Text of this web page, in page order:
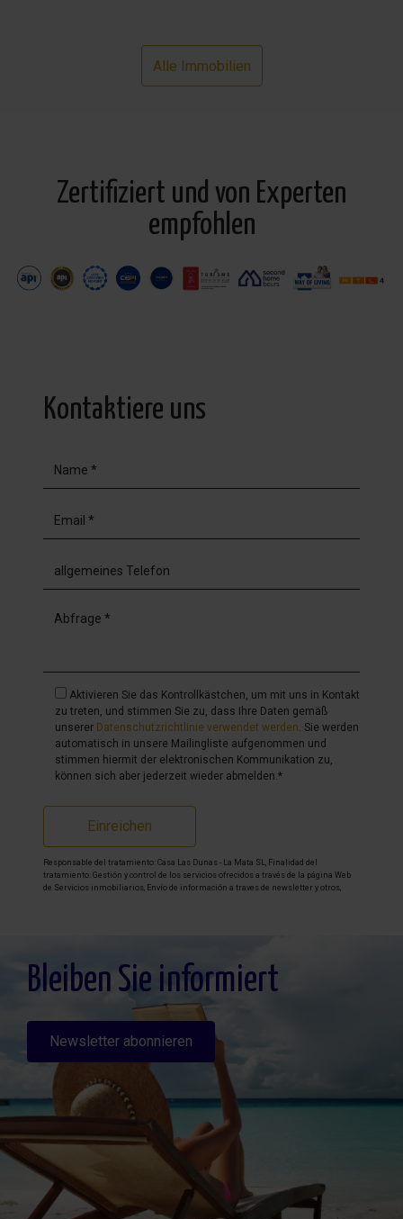
Alle Immobilien
Zertifiziert und von Experten
empfohlen
Kontaktiere uns
Aktivieren Sie das Kontrollkästchen, um mit uns in Kontakt
zu treten, und stimmen Sie zu, dass Ihre Daten gemäß
unserer Datenschutzrichtlinie verwendet werden . Sie werden
automatisch in unsere Mailingliste aufgenommen und
stimmen hiermit der elektronischen Kommunikation zu,
können sich aber jederzeit wieder abmelden.*
Einreichen
Responsable del tratamiento: Casa Las Dunas - La Mata SL, Finalidad del
tratamiento: Gestión y control de los servicios ofrecidos a través de la página Web
de Servicios inmobiliarios, Envío de información a traves de newsletter y otros,
detallada sobre protección de datos
Aquí
Bleiben Sie informiert
Newsletter abonnieren